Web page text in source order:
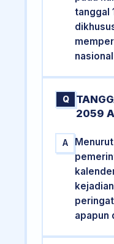
tanggal
Q
2059
A
apapun